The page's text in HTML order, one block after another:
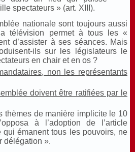
spectateurs » (art. XIII).
nationale sont toujours aussi
télévision permet à tous les «
d’assister à ses séances. Mais
ils sur les législateurs le
en chair et en os ?
non les représentants
doivent être ratifiées par le
thèmes de manière implicite le 10
à l’adoption de l’article
émanent tous les pouvoirs, ne
délégation ».